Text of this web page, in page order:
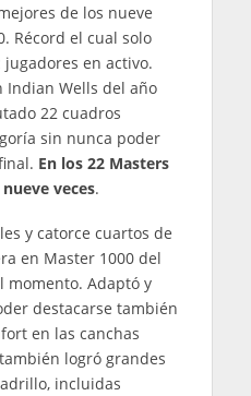
de los nueve
Récord el cual solo
en activo.
Indian Wells del año
22 cuadros
sin nunca poder
En los 22 Masters
veces.
y catorce cuartos de
en Master 1000 del
momento. Adaptó y
destacarse también
en las canchas
logró grandes
incluidas